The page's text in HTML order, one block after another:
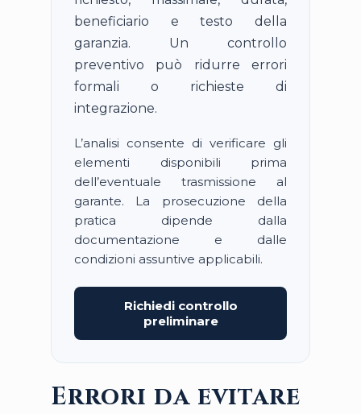
beneficiario e testo della
garanzia. Un controllo
preventivo può ridurre errori
formali o richieste di
integrazione.
L’analisi consente di verificare gli
elementi disponibili prima
dell’eventuale trasmissione al
garante. La prosecuzione della
pratica dipende dalla
documentazione e dalle
condizioni assuntive applicabili.
Richiedi controllo
preliminare
Errori da evitare